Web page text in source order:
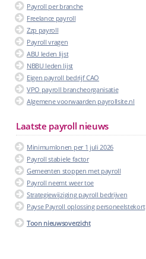
Payroll per branche
Freelance payroll
Zzp payroll
Payroll vragen
ABU leden lijst
NBBU leden lijst
Eigen payroll bedrijf CAO
VPO payroll brancheorganisatie
Algemene voorwaarden payrollsite.nl
Laatste payroll nieuws
Minimumlonen per 1 juli 2026
Payroll stabiele factor
Gemeenten stoppen met payroll
Payroll neemt weer toe
Strategiewijziging payroll bedrijven
Payse Payroll oplossing personeelstekort
Toon nieuwsoverzicht